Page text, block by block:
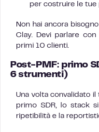
per costruire le tue
Non hai ancora
Clay. Devi parlare
primi 10 clienti.
Post-PMF: primo
6 strumenti)
Una volta convalidato
primo SDR, lo stack
ripetibilità e la